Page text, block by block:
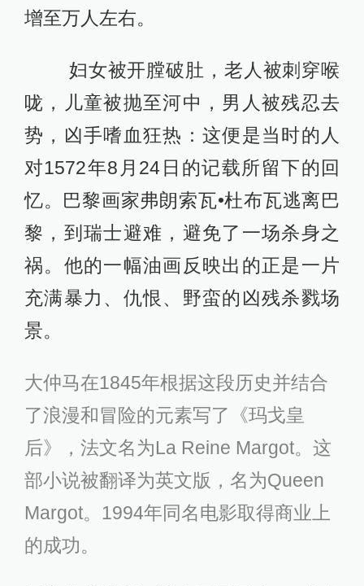
增至万人左右。
妇女被开膛破肚，老人被刺穿喉
咙，儿童被抛至河中，男人被残忍去
势，凶手嗜血狂热：这便是当时的人
对1572年8月24日的记载所留下的回
忆。巴黎画家弗朗索瓦•杜布瓦逃离巴
黎，到瑞士避难，避免了一场杀身之
祸。他的一幅油画反映出的正是一片
充满暴力、仇恨、野蛮的凶残杀戮场
景。
大仲马在1845年根据这段历史并结合
了浪漫和冒险的元素写了《玛戈皇
后》，法文名为La Reine Margot。这
部小说被翻译为英文版，名为Queen
Margot。1994年同名电影取得商业上
的成功。